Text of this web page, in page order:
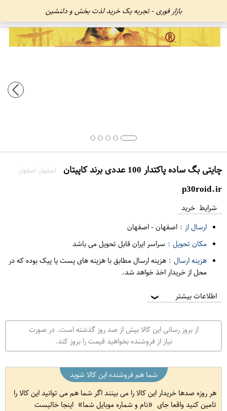
بازار فوری - تجربه یک خرید لذت بخش و دلنشین
چایتی بگ ساده پاکتدار 100 عددی برند کاپیتان اصفهان اصفهان
p30roid.ir
شرایط خرید
ارسال از : اصفهان-اصفهان
مکان تحویل : سراسر ایران قابل تحویل می باشد
هزینه ارسال : هزینه ارسال مطابق با هزینه های پست یا پیک بوده که در
محل از خریدار اخذ خواهد شد.
اطلاعات بیشتر ❯
از بروز رسانی این کالا بیش از صد روز گذشته است. در صورت
نیاز از فروشنده بخواهید قیمت را بروز کند.
شما هم فروشنده این کالا شوید
هر روزه صدها خریدار این کالا را می بینند اگر شما هم می توانید این کالا را
تامین کنید واقعا جای
نام و شماره موبایل شما اینجا خالیست